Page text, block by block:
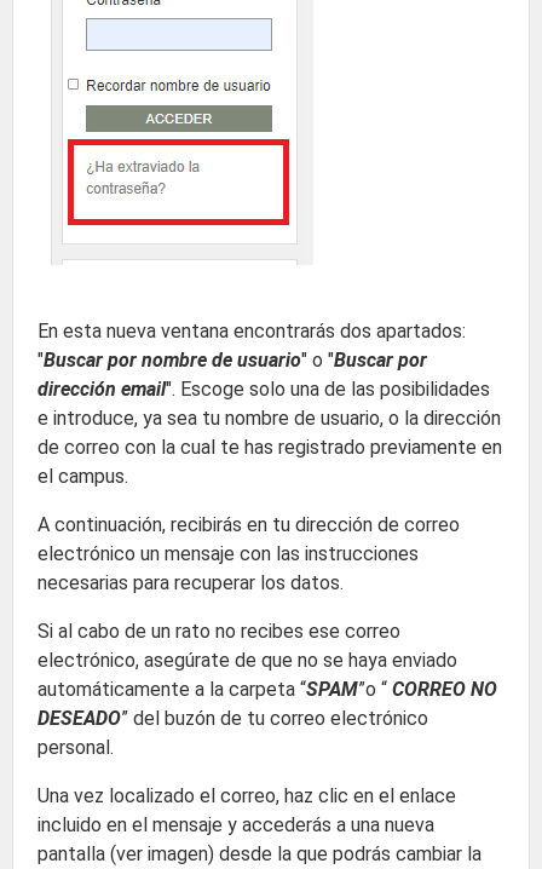
En esta nueva ventana encontrarás dos apartados:
"Buscar por nombre de usuario" o "Buscar por
dirección email". Escoge solo una de las posibilidades
e introduce, ya sea tu nombre de usuario, o la dirección
de correo con la cual te has registrado previamente en
el campus.
A continuación, recibirás en tu dirección de correo
electrónico un mensaje con las instrucciones
necesarias para recuperar los datos.
Si al cabo de un rato no recibes ese correo
electrónico, asegúrate de que no se haya enviado
automáticamente a la carpeta “SPAM”o “ CORREO NO
DESEADO” del buzón de tu correo electrónico
personal.
Una vez localizado el correo, haz clic en el enlace
incluido en el mensaje y accederás a una nueva
pantalla (ver imagen) desde la que podrás cambiar la